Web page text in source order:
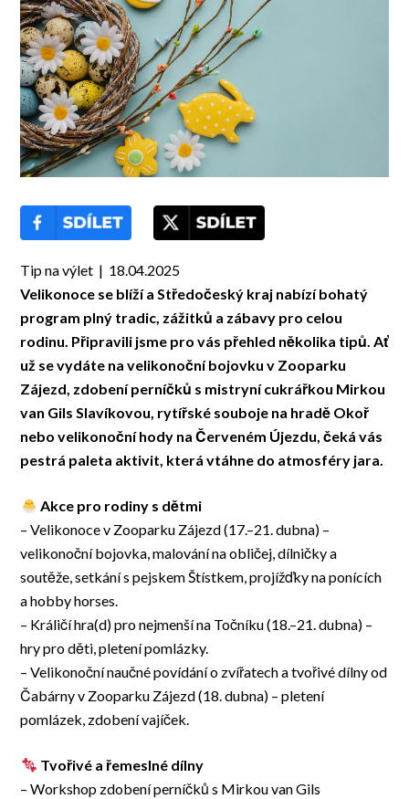
Tip na výlet | 18.04.2025
Velikonoce se blíží a Středočeský kraj nabízí bohatý
program plný tradic, zážitků a zábavy pro celou
rodinu. Připravili jsme pro vás přehled několika tipů. Ať
už se vydáte na velikonoční bojovku v Zooparku
Zájezd, zdobení perníčků s mistryní cukrářkou Mirkou
van Gils Slavíkovou, rytířské souboje na hradě Okoř
nebo velikonoční hody na Červeném Újezdu, čeká vás
pestrá paleta aktivit, která vtáhne do atmosféry jara.
Akce pro rodiny s dětmi
– Velikonoce v Zooparku Zájezd (17.–21. dubna) –
velikonoční bojovka, malování na obličej, dílničky a
soutěže, setkání s pejskem Štístkem, projížďky na ponících
a hobby horses.
– Králičí hra(d) pro nejmenší na Točníku (18.–21. dubna) –
hry pro děti, pletení pomlázky.
– Velikonoční naučné povídání o zvířatech a tvořivé dílny od
Čabárny v Zooparku Zájezd (18. dubna) – pletení
pomlázek, zdobení vajíček.
Tvořivé a řemeslné dílny
– Workshop zdobení perníčků s Mirkou van Gils